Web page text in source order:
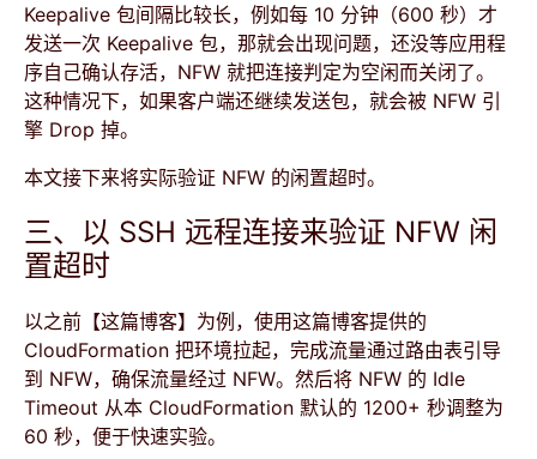
Keepalive 包间隔比较长，例如每 10 分钟（600 秒）才
发送一次 Keepalive 包，那就会出现问题，还没等应用程
序自己确认存活，NFW 就把连接判定为空闲而关闭了。
这种情况下，如果客户端还继续发送包，就会被 NFW 引
擎 Drop 掉。
本文接下来将实际验证 NFW 的闲置超时。
三、以 SSH 远程连接来验证 NFW 闲
置超时
以之前 【这篇博客】 为例，使用这篇博客提供的
CloudFormation 把环境拉起，完成流量通过路由表引导
到 NFW，确保流量经过 NFW。然后将 NFW 的 Idle
Timeout 从本 CloudFormation 默认的 1200+ 秒调整为
60 秒，便于快速实验。